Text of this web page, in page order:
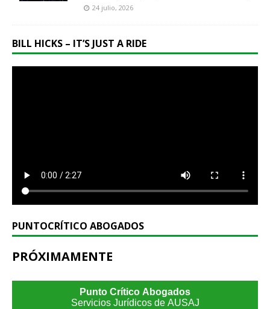
24 julio, 2026
BILL HICKS – IT’S JUST A RIDE
PUNTOCRÍTICO ABOGADOS
PRÓXIMAMENTE
Punto Crítico Abogados
Servicios Jurídicos de AUSAJ